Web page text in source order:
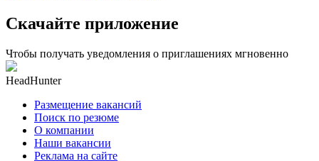
Скачайте приложение
Чтобы получать уведомления о приглашениях мгновенно
HeadHunter
Размещение вакансий
Поиск по резюме
О компании
Наши вакансии
Реклама на сайте